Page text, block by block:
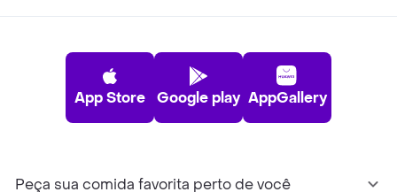
App Store Google play AppGallery
Peça sua comida favorita perto de você